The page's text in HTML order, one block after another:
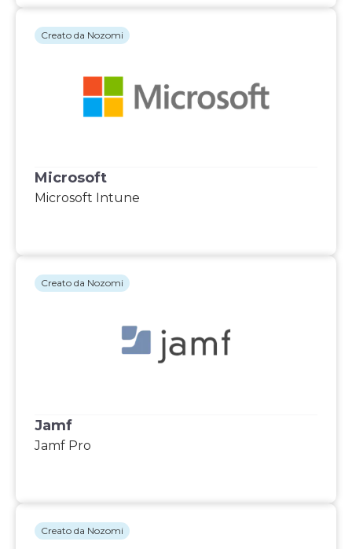
Microsoft
Microsoft Intune
Creato da Nozomi
Jamf
Jamf Pro
Creato da Nozomi
Creato da Nozomi